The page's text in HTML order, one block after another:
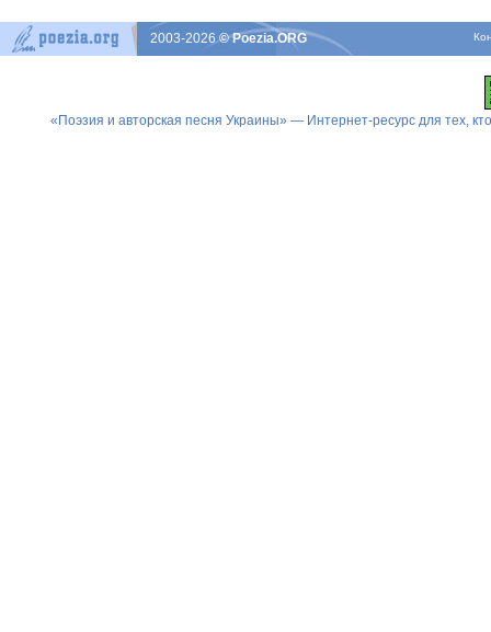
2003-2026© Poezia.ORG
«Поэзия и авторская песня Украины» — Интернет-ресурс для тех,